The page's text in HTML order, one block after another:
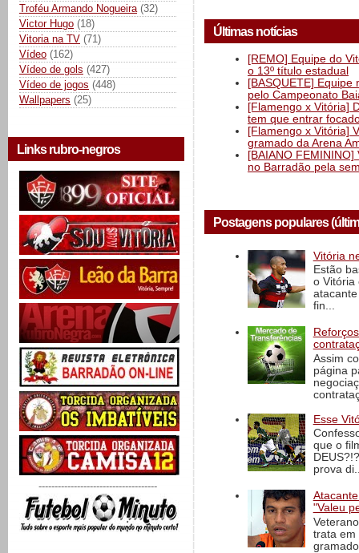
Troféu Armando Nogueira (32)
Victor Hugo (18)
Vitoria na TV (71)
Vídeo (162)
Vídeo de gols (427)
Vídeo de jogos (448)
Wallpapers (25)
Links rubro-negros
-------------------------------------
Últimas notícias
[REMO] Equipe do
o 13º título estadual
[BASQUETE]
pelo Campeonato
[Flamengo x Vitória]
tem que entrar
[Flamengo x Vitória]
gramado da Arena
[BAIANO
no Barradão pela
Postagens populares
Vitória
Estão
o Vitória
fin...
Assim
página
Esse
que o
prova
"Valeu
trata em